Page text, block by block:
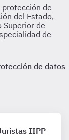
protección de
del Estado,
Superior de
de
de datos
IIPP